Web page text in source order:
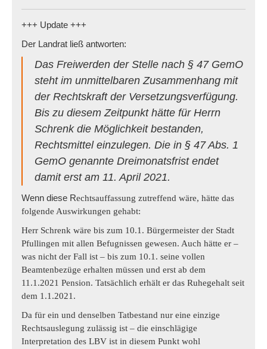
+++ Update +++
Der Landrat ließ antworten:
Das Freiwerden der Stelle nach § 47 GemO
steht im unmittelbaren Zusammenhang mit
der Rechtskraft der Versetzungsverfügung.
Bis zu diesem Zeitpunkt hätte für Herrn
Schrenk die Möglichkeit bestanden,
Rechtsmittel einzulegen. Die in § 47 Abs. 1
GemO genannte Dreimonatsfrist endet
damit erst am 11. April 2021.
Wenn diese Rechtsauffassung zutreffend wäre, hätte das
folgende Auswirkungen gehabt:
Herr Schrenk wäre bis zum 10.1. Bürgermeister der Stadt
Pfullingen mit allen Befugnissen gewesen. Auch hätte er–
was nicht der Fall ist – bis zum 10.1. seine vollen
Beamtenbezüge erhalten müssen und erst ab dem
11.1.2021 Pension. Tatsächlich erhält er dasRuhegehaltseit
dem 1.1.2021.
Dafür ein und denselben Tatbestandnur eine einzige
Rechtsauslegungzulässig ist – die einschlägige
Interpretation des LBV ist in diesem Punkt wohl